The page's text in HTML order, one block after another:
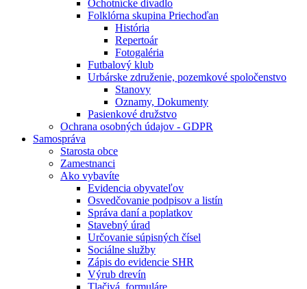
Ochotnícke divadlo
Folklórna skupina Priechoďan
História
Repertoár
Fotogaléria
Futbalový klub
Urbárske združenie, pozemkové spoločenstvo
Stanovy
Oznamy, Dokumenty
Pasienkové družstvo
Ochrana osobných údajov - GDPR
Samospráva
Starosta obce
Zamestnanci
Ako vybavíte
Evidencia obyvateľov
Osvedčovanie podpisov a listín
Správa daní a poplatkov
Stavebný úrad
Určovanie súpisných čísel
Sociálne služby
Zápis do evidencie SHR
Výrub drevín
Tlačivá, formuláre